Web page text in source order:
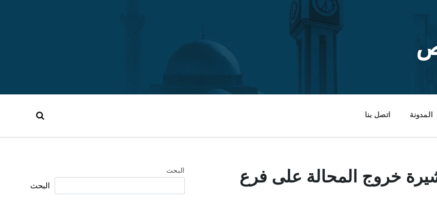
المدونة اتصل بنا
خروج المحالة على فرع
البحث
البحث